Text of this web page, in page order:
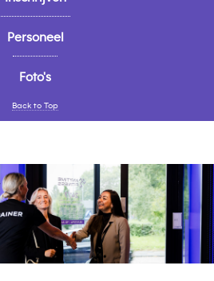
Personeel
Foto's
Back to Top